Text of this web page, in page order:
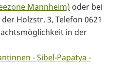
Mannheim) oder bei
Holzstr. 3, Telefon 0621
in der
- Sibel-Papatya -